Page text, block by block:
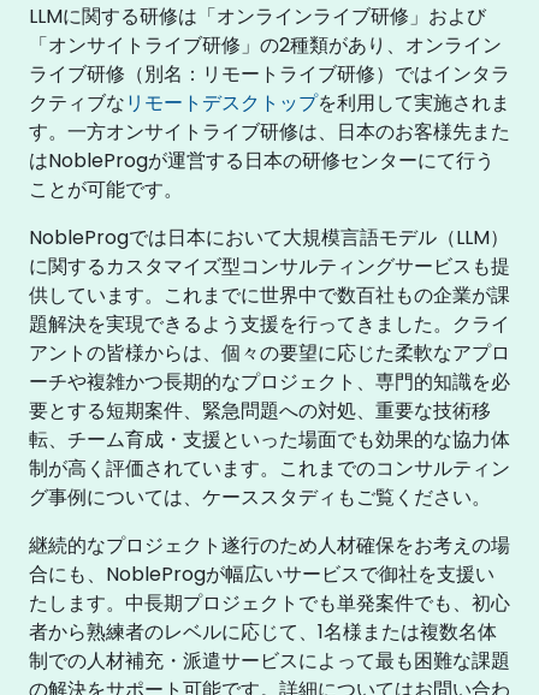
LLMに関する研修は「オンラインライブ研修」および
「オンサイトライブ研修」の2種類があり、オンライン
ライブ研修（別名：リモートライブ研修）ではインタラ
クティブなリモートデスクトップを利用して実施されま
す。一方オンサイトライブ研修は、日本のお客様先また
はNobleProgが運営する日本の研修センターにて行う
ことが可能です。
NobleProgでは日本において大規模言語モデル（LLM）
に関するカスタマイズ型コンサルティングサービスも提
供しています。これまでに世界中で数百社もの企業が課
題解決を実現できるよう支援を行ってきました。クライ
アントの皆様からは、個々の要望に応じた柔軟なアプロ
ーチや複雑かつ長期的なプロジェクト、専門的知識を必
要とする短期案件、緊急問題への対処、重要な技術移
転、チーム育成・支援といった場面でも効果的な協力体
制が高く評価されています。これまでのコンサルティン
グ事例については、ケーススタディもご覧ください。
継続的なプロジェクト遂行のため人材確保をお考えの場
合にも、NobleProgが幅広いサービスで御社を支援い
たします。中長期プロジェクトでも単発案件でも、初心
者から熟練者のレベルに応じて、1名様または複数名体
制での人材補充・派遣サービスによって最も困難な課題
の解決をサポート可能です。詳細についてはお問い合わ